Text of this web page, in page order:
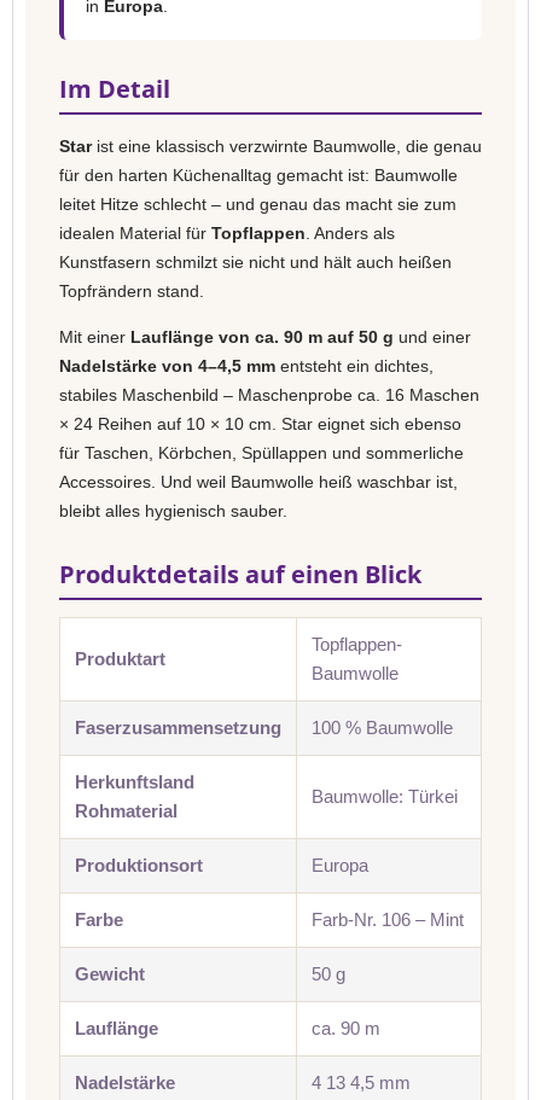
in Europa
Im Detail
Starist eine klassisch verzwirnte Baumwolle, die genau
für den harten Küchenalltag gemacht ist: Baumwolle
leitet Hitze schlecht – und genau das macht sie zum
idealen Material für Topflappen . Anders als
Kunstfasern schmilzt sie nicht und hält auch heißen
Topfrändern stand.
Mit einer Lauflänge von ca. 90 m auf 50 g und einer
Nadelstärke von 4–4,5 mm entsteht ein dichtes,
stabiles Maschenbild – Maschenprobe ca. 16 Maschen
× 24 Reihen auf 10 × 10 cm. Star eignet sich ebenso
für Taschen, Körbchen, Spüllappen und sommerliche
Accessoires. Und weil Baumwolle heiß waschbar ist,
bleibt alles hygienisch sauber.
Produktdetails auf einen Blick
Produktart
Topflappen-
Baumwolle
Faserzusammensetzung 100 % Baumwolle
Herkunftsland
Rohmaterial
Baumwolle: Türkei
Produktionsort Europa
Farbe Farb-Nr. 106 – Mint
Gewicht 50 g
Lauflänge ca. 90 m
Nadelstärke 4 13 4,5 mm